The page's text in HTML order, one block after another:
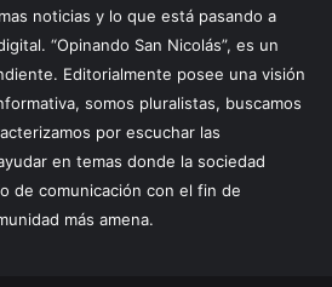
noticias y lo que está pasando a
“Opinando San Nicolás”, es un
Editorialmente posee una visión
somos pluralistas, buscamos
por escuchar las
en temas donde la sociedad
de comunicación con el fin de
más amena.